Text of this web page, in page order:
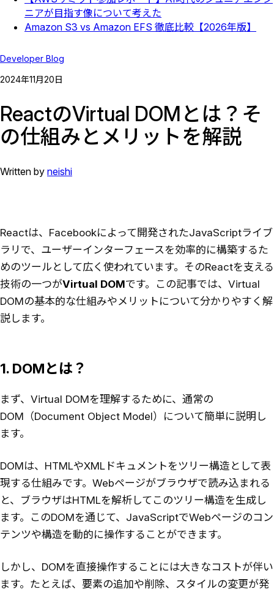
ニアが目指す像について考えた
Amazon S3 vs Amazon EFS 徹底比較【2026年版】
Developer Blog
2024年11月20日
ReactのVirtual DOMとは？そ
の仕組みとメリットを解説
Written by neishi
Reactは、Facebookによって開発されたJavaScriptライブ
ラリで、ユーザーインターフェースを効率的に構築するた
めのツールとして広く使われています。そのReactを支える
技術の一つがVirtual DOMです。この記事では、Virtual
DOMの基本的な仕組みやメリットについて分かりやすく解
説します。
1. DOMとは？
まず、Virtual DOMを理解するために、通常の
DOM（Document Object Model）について簡単に説明し
ます。
DOMは、HTMLやXMLドキュメントをツリー構造として表
現する仕組みです。Webページがブラウザで読み込まれる
と、ブラウザはHTMLを解析してこのツリー構造を生成し
ます。このDOMを通じて、JavaScriptでWebページのコン
テンツや構造を動的に操作することができます。
しかし、DOMを直接操作することには大きなコストが伴い
ます。たとえば、要素の追加や削除、スタイルの変更が発